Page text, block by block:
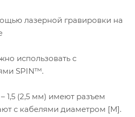
лазерной гравировки на
использовать с
SPIN™.
1,5 (2,5 мм) имеют разъем
с кабелями диаметром [M].